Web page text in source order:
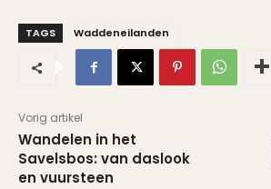
TAGS Waddeneilanden
Vorig artikel
Wandelen in het
Savelsbos: van daslook
en vuursteen